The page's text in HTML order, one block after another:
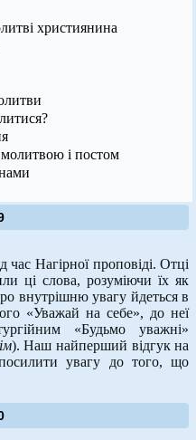
християнина
молитвою і постом
Нагірної проповіді. Отці
ці слова, розуміючи їх як
внутрішню увагу йдеться в
«Уважай на себе», до неї
«Будьмо уважні»
). Наш найперший відгук на
увагу до того, що